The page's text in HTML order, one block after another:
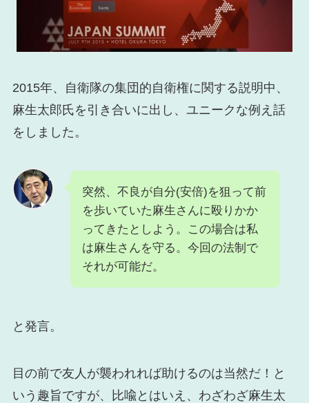
2015年、自衛隊の集団的自衛権に関する説明中、
麻生太郎氏を引き合いに出し、ユニークな例え話
をしました。
突然、不良が自分(安倍)を狙って前
を歩いていた麻生さんに殴りかか
ってきたとしよう。この場合は私
は麻生さんを守る。今回の法制で
それが可能だ。
と発言。
目の前で友人が襲われれば助けるのは当然だ！と
いう趣旨ですが、比喩とはいえ、わざわざ麻生太